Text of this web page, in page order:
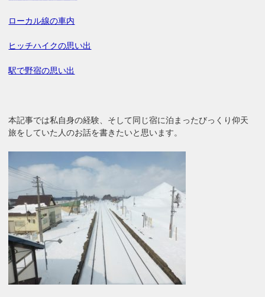
ローカル線の車内
ヒッチハイクの思い出
駅で野宿の思い出
本記事では私自身の経験、そして同じ宿に泊まったびっくり仰天
旅をしていた人のお話を書きたいと思います。